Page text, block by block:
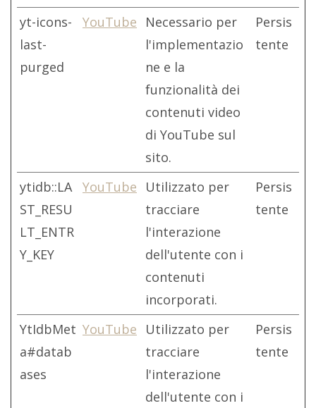
yt-icons-
last-
purged
YouTube
Necessario per
l'implementazio
ne e la
funzionalità dei
contenuti video
di YouTube sul
sito.
Persis
tente
ytidb::LA
ST_RESU
LT_ENTR
Y_KEY
YouTube
Utilizzato per
tracciare
l'interazione
dell'utente con i
contenuti
incorporati.
Persis
tente
YtIdbMet
a#datab
ases
YouTube
Utilizzato per
tracciare
l'interazione
dell'utente con i
Persis
tente